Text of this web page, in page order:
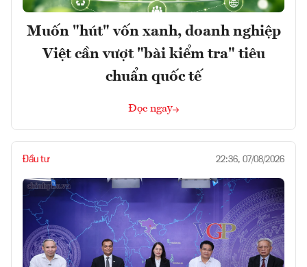
Muốn "hút" vốn xanh, doanh nghiệp
Việt cần vượt "bài kiểm tra" tiêu
chuẩn quốc tế
Đọc ngay
Đầu tư 22:36, 07/08/2026